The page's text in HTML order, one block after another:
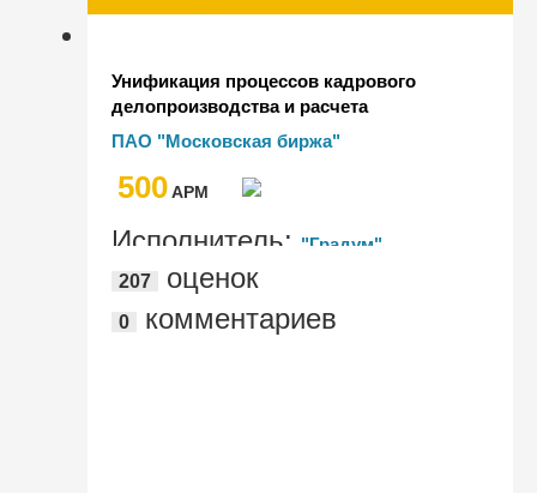
Унификация процессов кадрового
делопроизводства и расчета
заработной платы крупнейшего
биржевого холдинга России на базе
"1С:Зарплата и управление
ПАО "Московская биржа"
500AРМ
Исполнитель: "Градум"
207
оценок
0 комментариев